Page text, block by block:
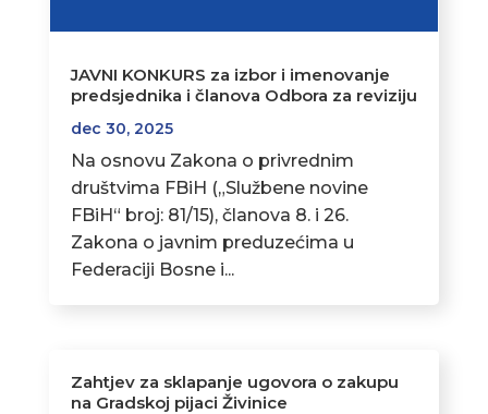
JAVNI KONKURS za izbor i imenovanje
predsjednika i članova Odbora za reviziju
dec 30, 2025
Na osnovu Zakona o privrednim
društvima FBiH („Službene novine
FBiH“ broj: 81/15), članova 8. i 26.
Zakona o javnim preduzećima u
Federaciji Bosne i...
Zahtjev za sklapanje ugovora o zakupu
na Gradskoj pijaci Živinice